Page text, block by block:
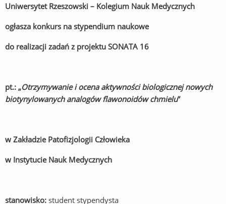
Uniwersytet Rzeszowski – Kolegium Nauk Medycznych
ogłasza konkurs na stypendium naukowe
do realizacji zadań z projektu SONATA 16
pt.: „Otrzymywanie i ocena aktywności biologicznej nowych
biotynylowanych analogów flawonoidów chmielu”
w Zakładzie Patofizjologii Człowieka
w Instytucie Nauk Medycznych
stanowisko: student stypendysta